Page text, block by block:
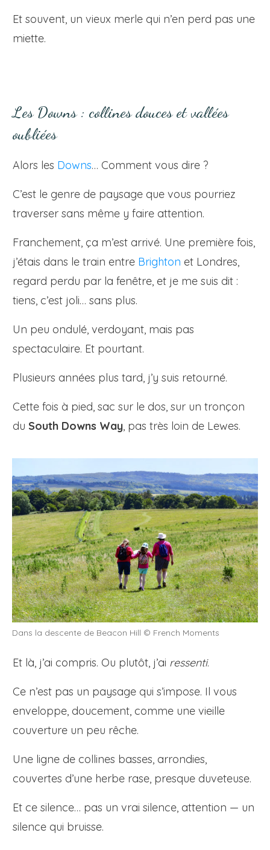
Et souvent, un vieux merle qui n’en perd pas une
miette.
Les Downs : collines douces et vallées
oubliées
Alors les Downs… Comment vous dire ?
C’est le genre de paysage que vous pourriez
traverser sans même y faire attention.
Franchement, ça m’est arrivé. Une première fois,
j’étais dans le train entre Brighton et Londres,
regard perdu par la fenêtre, et je me suis dit :
tiens, c’est joli… sans plus.
Un peu ondulé, verdoyant, mais pas
spectaculaire. Et pourtant.
Plusieurs années plus tard, j’y suis retourné.
Cette fois à pied, sac sur le dos, sur un tronçon
du South Downs Way, pas très loin de Lewes.
Dans la descente de Beacon Hill © French Moments
Et là, j’ai compris. Ou plutôt, j’ai ressenti.
Ce n’est pas un paysage qui s’impose. Il vous
enveloppe, doucement, comme une vieille
couverture un peu rêche.
Une ligne de collines basses, arrondies,
couvertes d’une herbe rase, presque duveteuse.
Et ce silence… pas un vrai silence, attention — un
silence qui bruisse.